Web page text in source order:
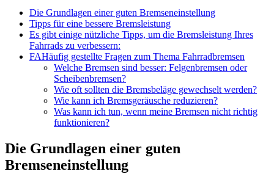
Die Grundlagen einer guten Bremseneinstellung
Tipps für eine bessere Bremsleistung
Es gibt einige nützliche Tipps, um die Bremsleistung Ihres
Fahrrads zu verbessern:
FAHäufig gestellte Fragen zum Thema Fahrradbremsen
Welche Bremsen sind besser: Felgenbremsen oder
Scheibenbremsen?
Wie oft sollten die Bremsbeläge gewechselt werden?
Wie kann ich Bremsgeräusche reduzieren?
Was kann ich tun, wenn meine Bremsen nicht richtig
funktionieren?
Die Grundlagen einer guten
Bremseneinstellung